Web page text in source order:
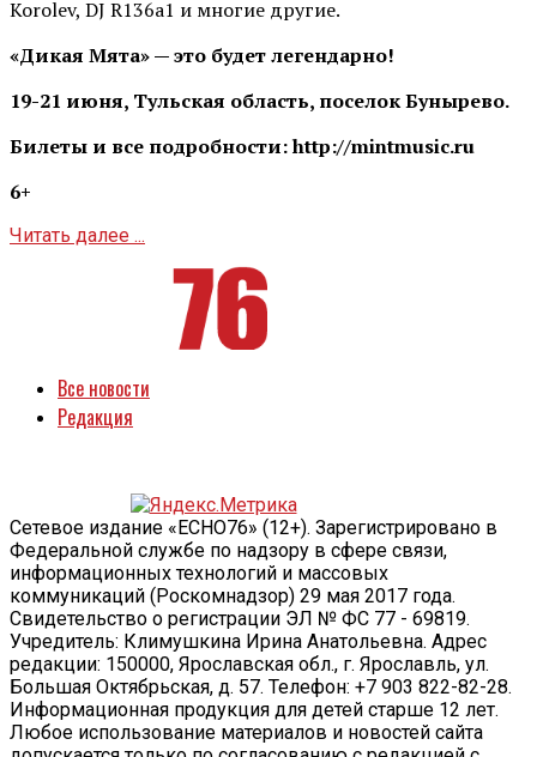
Korolev, DJ R136a1 и многие другие.
«Дикая Мята» — это будет легендарно!
19-21 июня, Тульская область, поселок Бунырево.
Билеты и все подробности: http://mintmusic.ru
6+
Читать далее ...
Все новости
Редакция
Сетевое издание «ECHO76» (12+). Зарегистрировано в
Федеральной службе по надзору в сфере связи,
информационных технологий и массовых
коммуникаций (Роскомнадзор) 29 мая 2017 года.
Свидетельство о регистрации ЭЛ № ФС 77 - 69819.
Учредитель: Климушкина Ирина Анатольевна. Адрес
редакции: 150000, Ярославская обл., г. Ярославль, ул.
Большая Октябрьская, д. 57. Телефон: +7 903 822-82-28.
Информационная продукция для детей старше 12 лет.
Любое использование материалов и новостей сайта